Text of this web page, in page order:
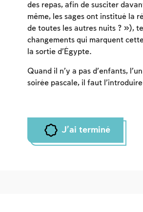
des repas, afin de susciter
même, les sages ont institué la
de toutes les autres nuits ? »),
changements qui marquent
la sortie d’Égypte.
Quand il n’y a pas d’enfants,
soirée pascale, il faut
J'ai terminé
Afin
devez